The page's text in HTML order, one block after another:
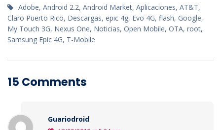
Adobe, Android 2.2, Android Market, Aplicaciones, AT&T,
Claro Puerto Rico, Descargas, epic 4g, Evo 4G, flash, Google,
My Touch 3G, Nexus One, Noticias, Open Mobile, OTA, root,
Samsung Epic 4G, T-Mobile
15 Comments
Guariodroid